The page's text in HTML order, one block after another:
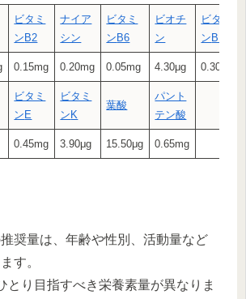
ビタミ
ン B2
ナイア
シン
ビタミ
ン B6
ビオチ
ン
ビタミ
ン B12
0.15mg 0.20mg 0.05mg 4.30μg 0.30μg
ビタミ
ン E
ビタミ
ン K
葉酸
パント
テン酸
0.45mg 3.90μg 15.50μg 0.65mg
奨量は、年齢や性別、活動量など
す。
とり目指すべき栄養素量が異なりま